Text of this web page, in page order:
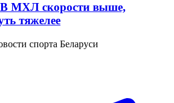
МХЛ скорости выше,
тяжелее
спорта Беларуси